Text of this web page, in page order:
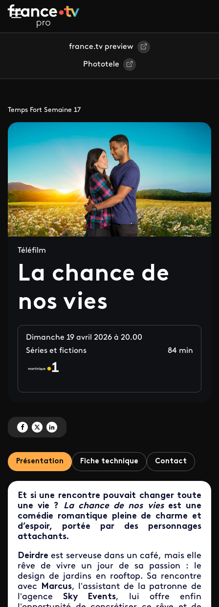
Aller au contenu principal
france.tv preview
Phototele
Temps Fort Semaine 17
Téléfilm
La chance de
nos vies
Dimanche 19 avril 2026 à 20.00
Séries et fictions
84 min
Partagez 'La chance de nos vies' sur Facebook
Partagez 'La chance de nos vies' sur X
Partagez 'La chance de nos vies' sur LinkedIn
Présentation Fiche technique Contact
Et si une rencontre pouvait changer toute
une vie ? La chance de nos viesest une
comédie romantique pleine de charme et
d’espoir, portée par des personnages
attachants.
Deirdre est serveuse dans un café, mais elle
rêve de vivre un jour de sa passion : le
design de jardins en rooftop. Sa rencontre
avec Marcus, l’assistant de la patronne de
l’agence Sky Events, lui offre enfin